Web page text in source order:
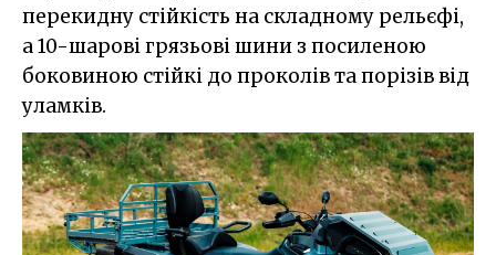
перекидну стійкість на складному рельєфі,
а 10-шарові грязьові шини з посиленою
боковиною стійкі до проколів та порізів від
уламків.